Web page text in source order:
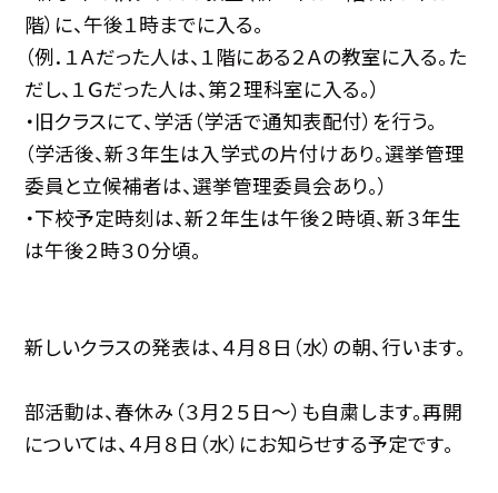
階）に、午後１時までに入る。
（例．１Ａだった人は、１階にある２Ａの教室に入る。た
だし、１Ｇだった人は、第２理科室に入る。）
・旧クラスにて、学活（学活で通知表配付）を行う。
（学活後、新３年生は入学式の片付けあり。選挙管理
委員と立候補者は、選挙管理委員会あり。）
・下校予定時刻は、新２年生は午後２時頃、新３年生
は午後２時３０分頃。
新しいクラスの発表は、４月８日（水）の朝、行います。
部活動は、春休み（３月２５日〜）も自粛します。再開
については、４月８日（水）にお知らせする予定です。